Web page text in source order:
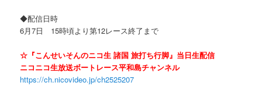
◆配信日時
6月7日 15時頃より第12レース終了まで
☆『こんせいそんのニコ生 諸国 旅打ち行脚』当日生配信
ニコニコ生放送ボートレース平和島チャンネル
https://ch.nicovideo.jp/ch2525207